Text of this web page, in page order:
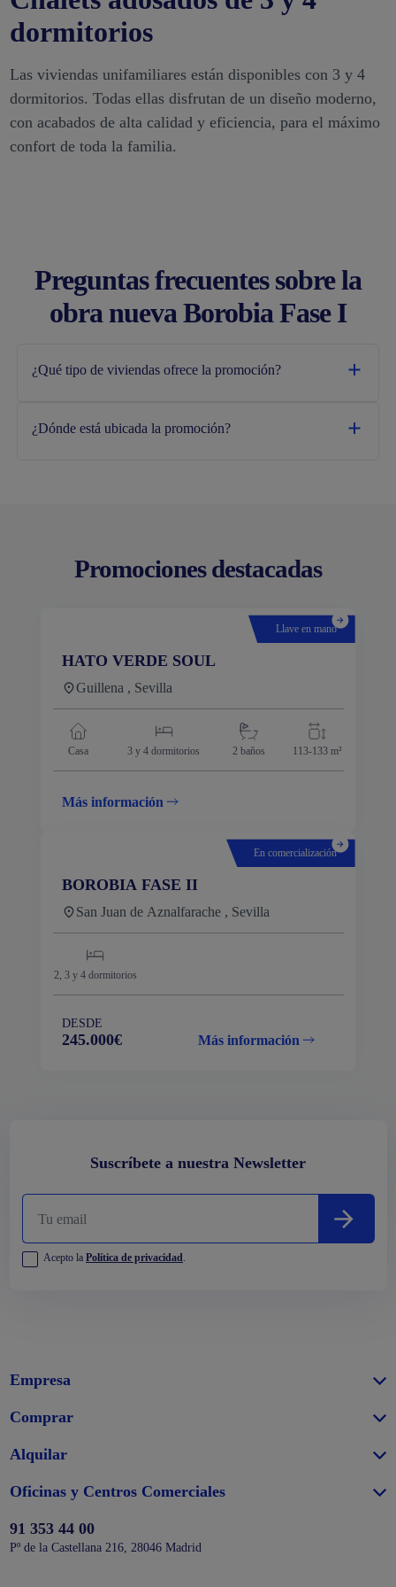
dormitorios
Las viviendas unifamiliares están disponibles con 3 y 4
dormitorios. Todas ellas disfrutan de un diseño moderno,
con acabados de alta calidad y eficiencia, para el máximo
confort de toda la familia.
Preguntas frecuentes sobre la
obra nueva Borobia Fase I
¿Qué tipo de viviendas ofrece la promoción?
¿Dónde está ubicada la promoción?
Promociones destacadas
Llave en mano
HATO VERDE SOUL
Guillena , Sevilla
Casa 3 y 4 dormitorios 2 baños 113-133 m²
Más información
En comercialización
BOROBIA FASE II
San Juan de Aznalfarache , Sevilla
2, 3 y 4 dormitorios
DESDE
245.000€ Más información
Suscríbete a nuestra Newsletter
Acepto la Política de privacidad.
Empresa
Comprar
Alquilar
Oficinas y Centros Comerciales
91 353 44 00
Pº de la Castellana 216, 28046 Madrid